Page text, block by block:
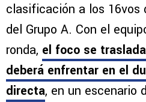
clasificación a los 16vos
del Grupo A. Con el
ronda, el foco se
deberá enfrentar en el
directa, en un escenario